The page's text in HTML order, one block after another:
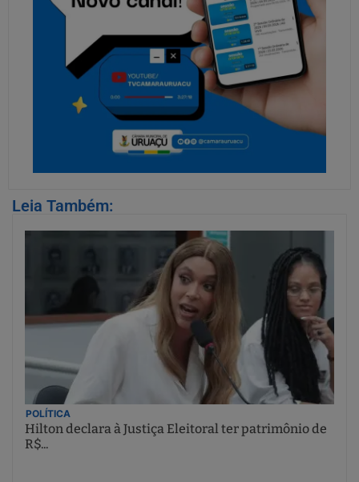
Leia Também:
POLÍTICA
Hilton declara à Justiça Eleitoral ter patrimônio de
R$...